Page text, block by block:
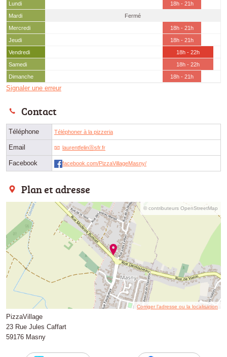
Lundi
18h - 21h
Mardi
Fermé
Mercredi
18h - 21h
Jeudi
18h - 21h
Vendredi
18h - 22h
Samedi
18h - 22h
Dimanche
18h - 21h
Signaler une erreur
Contact
Téléphone Téléphoner à la pizzeria
Email laurentfelinⓐsfr.fr
Facebook facebook.com/PizzaVillageMasny/
Plan et adresse
© contributeurs OpenStreetMap
Corriger l’adresse ou la localisation
PizzaVillage
23 Rue Jules Caffart
59176 Masny